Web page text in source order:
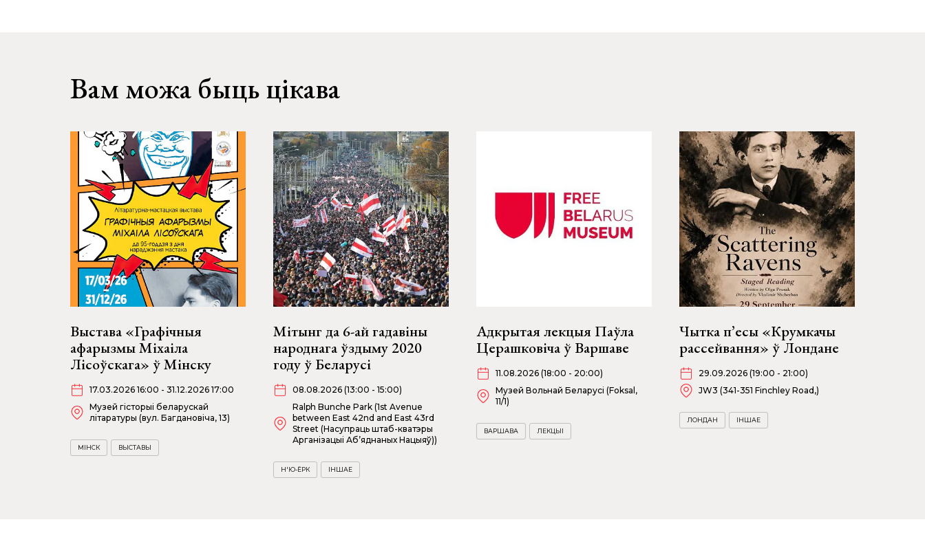
Вам можа быць цікава
Выстава «Графічныя
афарызмы Міхаіла
Лісоўскага» ў Мінску
17.03.2026 16:00 - 31.12.2026 17:00
Музей гісторыі беларускай
літаратуры (вул. Багдановіча, 13)
МІНСК ВЫСТАВЫ
Мітынг да 6-ай гадавіны
народнага ўздыму 2020
году ў Беларусі
08.08.2026 (13:00 - 15:00)
Ralph Bunche Park (1st Avenue
between East 42nd and East 43rd
Street (Насупраць штаб-кватэры
Арганізацыі Аб’яднаных Нацыяў))
Н'Ю-ЁРК ІНШАЕ
Адкрытая лекцыя Паўла
Церашковіча ў Варшаве
11.08.2026 (18:00 - 20:00)
Музей Вольнай Беларусі (Foksal,
11/1)
ВАРШАВА ЛЕКЦЫІ
Чытка п’есы «Крумкачы
рассейвання» ў Лондане
29.09.2026 (19:00 - 21:00)
JW3 (341-351 Finchley Road,)
ЛОНДАН ІНШАЕ